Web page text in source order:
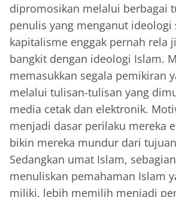
dipromosikan melalui berbagai
penulis yang menganut ideologi
kapitalisme enggak pernah rela
bangkit dengan ideologi Islam.
memasukkan segala pemikiran
melalui tulisan-tulisan yang
media cetak dan elektronik.
menjadi dasar perilaku mereka
bikin mereka mundur dari
Sedangkan umat Islam,
menuliskan pemahaman Islam
miliki, lebih memilih menjadi